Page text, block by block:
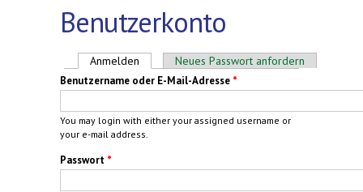
Benutzerkonto
Haupt-Reiter
Anmelden (aktiver Reiter)
Neues Passwort anfordern
Benutzername oder E-Mail-Adresse *
You may login with either your assigned username or
your e-mail address.
Passwort *